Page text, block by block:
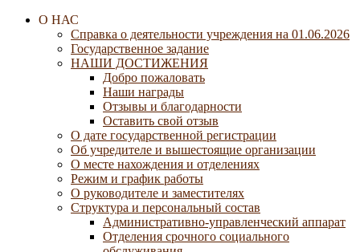
О НАС
Справка о деятельности учреждения на 01.06.2026
Государственное задание
НАШИ ДОСТИЖЕНИЯ
Добро пожаловать
Наши награды
Отзывы и благодарности
Оставить свой отзыв
О дате государственной регистрации
Об учредителе и вышестоящие организации
О месте нахождения и отделениях
Режим и график работы
О руководителе и заместителях
Структура и персональный состав
Административно-управленческий аппарат
Отделения срочного социального